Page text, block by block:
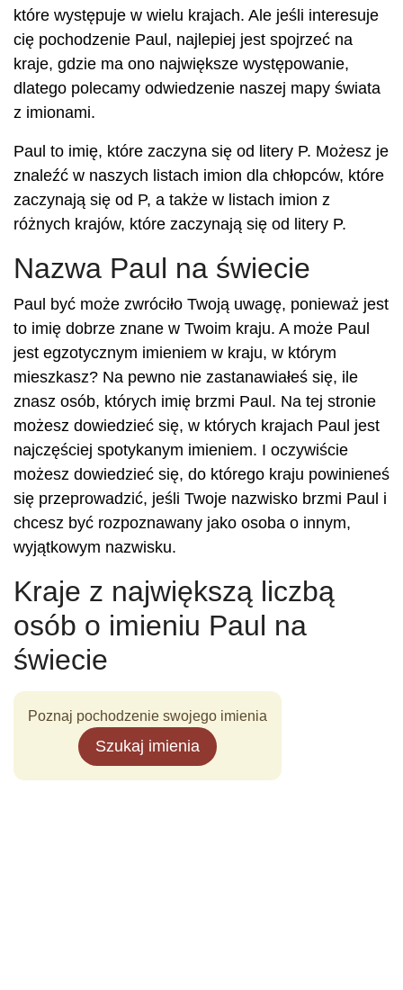
które występuje w wielu krajach. Ale jeśli interesuje
cię pochodzenie Paul, najlepiej jest spojrzeć na
kraje, gdzie ma ono największe występowanie,
dlatego polecamy odwiedzenie naszej mapy świata
z imionami.
Paul to imię, które zaczyna się od litery P. Możesz je
znaleźć w naszych listach imion dla chłopców, które
zaczynają się od P, a także w listach imion z
różnych krajów, które zaczynają się od litery P.
Nazwa Paul na świecie
Paul być może zwróciło Twoją uwagę, ponieważ jest
to imię dobrze znane w Twoim kraju. A może Paul
jest egzotycznym imieniem w kraju, w którym
mieszkasz? Na pewno nie zastanawiałeś się, ile
znasz osób, których imię brzmi Paul. Na tej stronie
możesz dowiedzieć się, w których krajach Paul jest
najczęściej spotykanym imieniem. I oczywiście
możesz dowiedzieć się, do którego kraju powinieneś
się przeprowadzić, jeśli Twoje nazwisko brzmi Paul i
chcesz być rozpoznawany jako osoba o innym,
wyjątkowym nazwisku.
Kraje z największą liczbą
osób o imieniu Paul na
świecie
Poznaj pochodzenie swojego imienia
Szukaj imienia